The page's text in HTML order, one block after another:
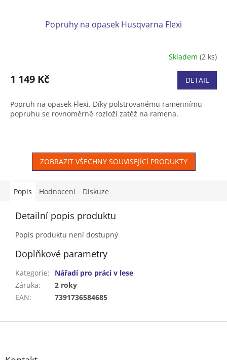
Popruhy na opasek Husqvarna Flexi
Skladem (2 ks)
1 149 Kč DETAIL
Popruh na opasek Flexi. Díky polstrovanému ramennímu
popruhu se rovnoměrně rozloží zatěž na ramena.
ZOBRAZIT VŠECHNY SOUVISEJÍCÍ PRODUKTY
Popis Hodnocení Diskuze
Detailní popis produktu
Popis produktu není dostupný
Doplňkové parametry
Kategorie:
Nářadí pro práci v lese
Záruka:
2 roky
EAN: 7391736584685
Z